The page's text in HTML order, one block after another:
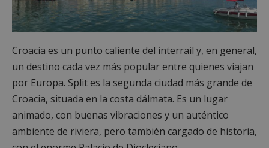
Croacia es un punto caliente del interrail y, en general,
un destino cada vez más popular entre quienes viajan
por Europa. Split es la segunda ciudad más grande de
Croacia, situada en la costa dálmata. Es un lugar
animado, con buenas vibraciones y un auténtico
ambiente de riviera, pero también cargado de historia,